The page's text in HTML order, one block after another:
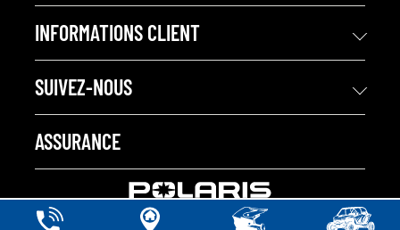
INFORMATIONS CLIENT
SUIVEZ-NOUS
ASSURANCE